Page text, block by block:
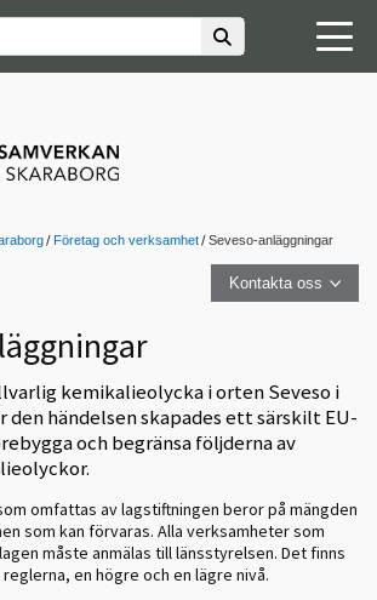
Företag och verksamhet Seveso-anläggningar
Kontakta oss
kemikalieolycka i orten Seveso i
den händelsen skapades ett särskilt EU-
och begränsa följderna av
omfattas av lagstiftningen beror på mängden
som kan förvaras. Alla verksamheter som
måste anmälas till länsstyrelsen. Det finns
en högre och en lägre nivå.